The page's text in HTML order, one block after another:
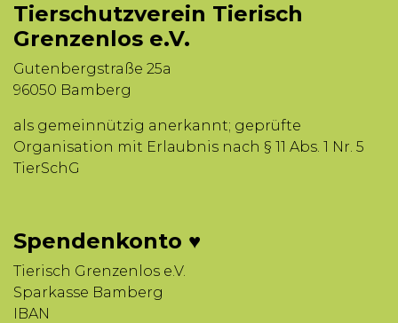
Tierschutzverein Tierisch
Grenzenlos e.V.
Gutenbergstraße 25a
96050 Bamberg
als gemeinnützig anerkannt; geprüfte
Organisation mit Erlaubnis nach § 11 Abs. 1 Nr. 5
TierSchG
Spendenkonto ♥
Tierisch Grenzenlos e.V.
Sparkasse Bamberg
IBAN